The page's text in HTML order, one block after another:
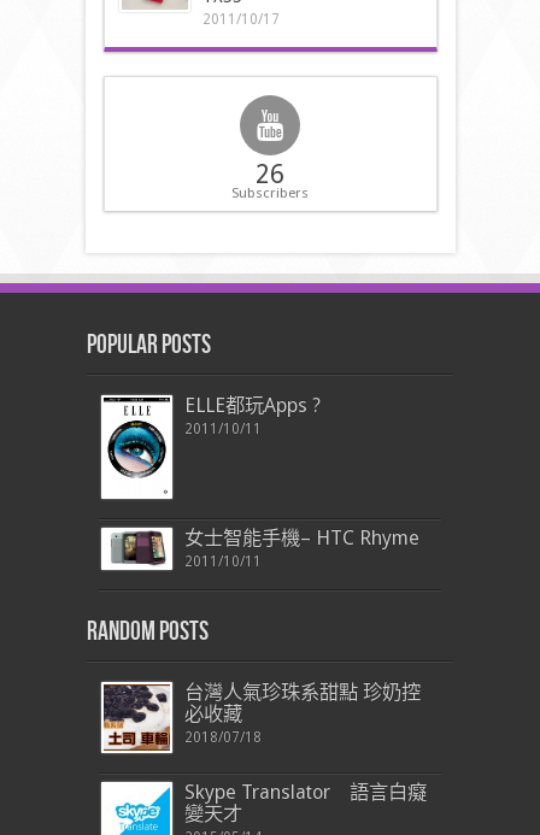
2011/10/17
26
Subscribers
Popular Posts
ELLE都玩Apps ?
2011/10/11
女士智能手機– HTC Rhyme
2011/10/11
Random Posts
台灣人氣珍珠系甜點 珍奶控
必收藏
2018/07/18
Skype Translator 語言白癡
變天才